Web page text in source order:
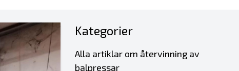
Kategorier
Alla artiklar om återvinning av
balpressar